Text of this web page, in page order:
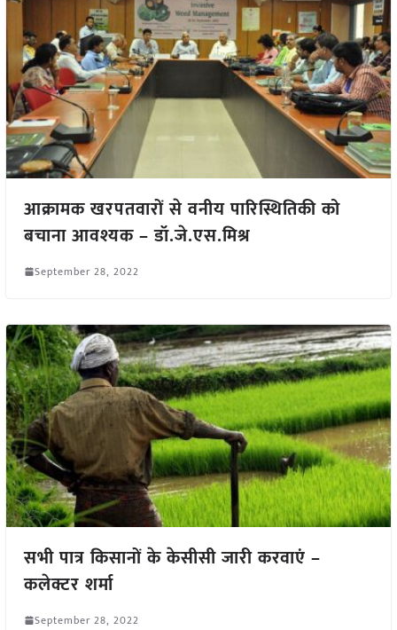
आक्रामक खरपतवारों से वनीय पारिस्थितिकी को
बचाना आवश्यक – डॉ.जे.एस.मिश्र
September 28, 2022
सभी पात्र किसानों के केसीसी जारी करवाएं –
कलेक्टर शर्मा
September 28, 2022